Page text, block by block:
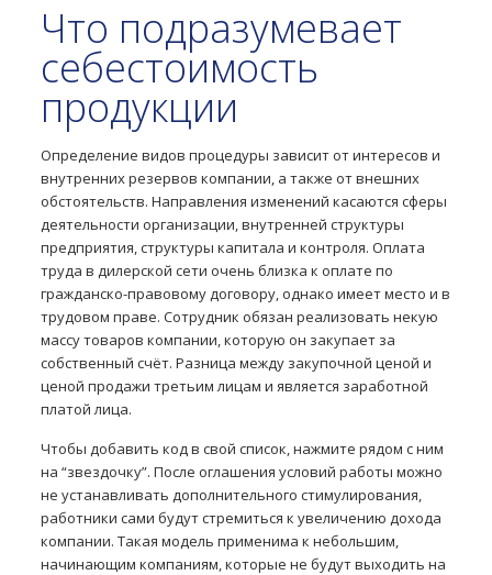
Что подразумевает
себестоимость
продукции
Определение видов процедуры зависит от интересов и
внутренних резервов компании, а также от внешних
обстоятельств. Направления изменений касаются сферы
деятельности организации, внутренней структуры
предприятия, структуры капитала и контроля. Оплата
труда в дилерской сети очень близка к оплате по
гражданско-правовому договору, однако имеет место и в
трудовом праве. Сотрудник обязан реализовать некую
массу товаров компании, которую он закупает за
собственный счёт. Разница между закупочной ценой и
ценой продажи третьим лицам и является заработной
платой лица.
Чтобы добавить код в свой список, нажмите рядом с ним
на “звездочку”. После оглашения условий работы можно
не устанавливать дополнительного стимулирования,
работники сами будут стремиться к увеличению дохода
компании. Такая модель применима к небольшим,
начинающим компаниям, которые не будут выходить на